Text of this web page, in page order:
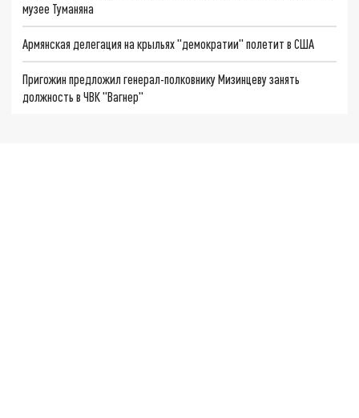
музее Туманяна
Армянская делегация на крыльях "демократии" полетит в США
Пригожин предложил генерал-полковнику Мизинцеву занять
должность в ЧВК "Вагнер"